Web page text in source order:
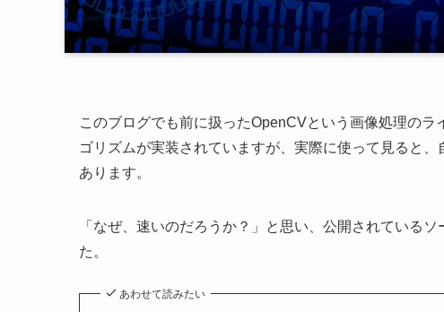
このブログでも前に扱ったOpenCVという画像処理の
ゴリズムが実装されていますが、実際に使って見ると
あります。
「なぜ、速いのだろうか？」と思い、公開されている
た。
あわせて読みたい